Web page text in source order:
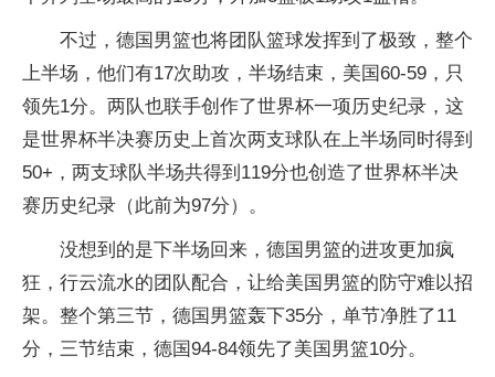
不过，德国男篮也将团队篮球发挥到了极致，整个
上半场，他们有17次助攻，半场结束，美国60-59，只
领先1分。两队也联手创作了世界杯一项历史纪录，这
是世界杯半决赛历史上首次两支球队在上半场同时得到
50+，两支球队半场共得到119分也创造了世界杯半决
赛历史纪录（此前为97分）。
没想到的是下半场回来，德国男篮的进攻更加疯
狂，行云流水的团队配合，让给美国男篮的防守难以招
架。整个第三节，德国男篮轰下35分，单节净胜了11
分，三节结束，德国94-84领先了美国男篮10分。